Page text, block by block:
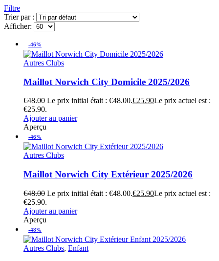
Filtre
Trier par :
Afficher:
-46%
Autres Clubs
Maillot Norwich City Domicile 2025/2026
€48.00 Le prix initial était : €48.00.€25.90Le prix actuel est :
€25.90.
Ajouter au panier
Aperçu
-46%
Autres Clubs
Maillot Norwich City Extérieur 2025/2026
€48.00 Le prix initial était : €48.00.€25.90Le prix actuel est :
€25.90.
Ajouter au panier
Aperçu
-48%
Autres Clubs, Enfant